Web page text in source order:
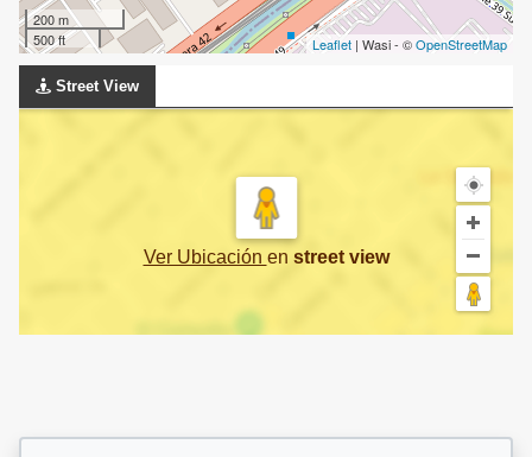
200 m
500 ft
Leaflet | Wasi - ©OpenStreetMap
Street View
Ver Ubicación en street view